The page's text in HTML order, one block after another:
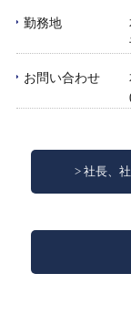
勤務地
お問い合わせ
社長、